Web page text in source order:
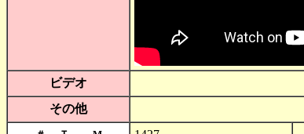
ビデオ
その他